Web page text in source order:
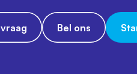
Bel ons